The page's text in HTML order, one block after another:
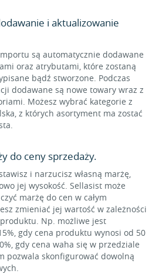
i aktualizowanie
są automatycznie dodawane
oraz atrybutami, które zostaną
bądź stworzone. Podczas
dodawane są nowe towary wraz z
Możesz wybrać kategorie z
z których asortyment ma zostać
do ceny sprzedaży.
i narzucisz własną marżę,
jej wysokość. Sellasist może
marżę do cen w całym
zmieniać jej wartość w zależności
Np. możliwe jest
gdy cena produktu wynosi od 50
gdy cena waha się w przedziale
pozwala skonfigurować dowolną